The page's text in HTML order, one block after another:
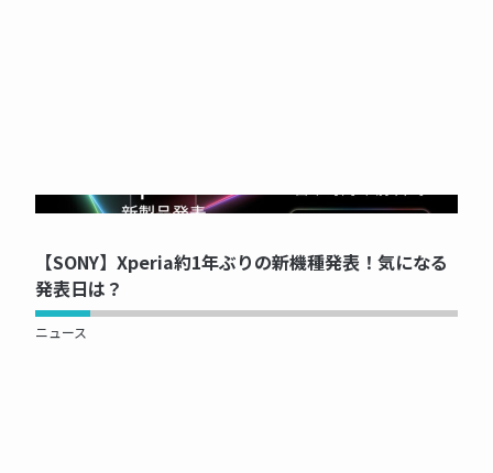
NOW PRINTING...
【SONY】Xperia約1年ぶりの新機種発表！気になる
発表日は？
ニュース